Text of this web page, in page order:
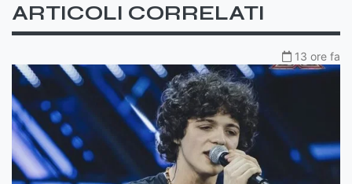
ARTICOLI CORRELATI
13 ore fa